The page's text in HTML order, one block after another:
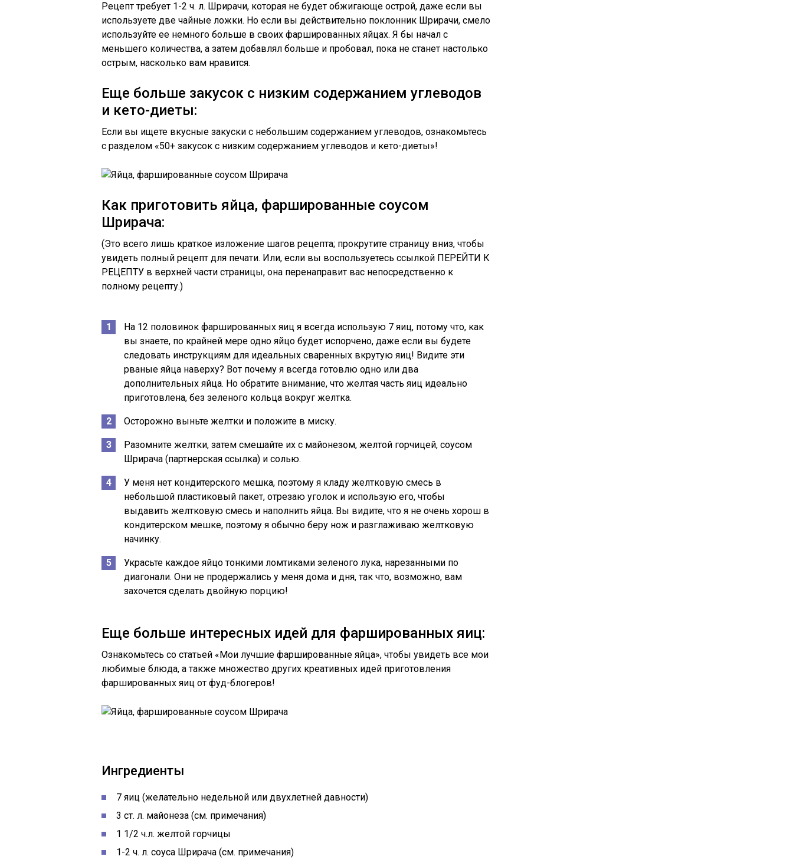
Рецепт требует 1-2 ч. л. Шрирачи, которая не будет обжигающе острой, даже если вы
используете две чайные ложки. Но если вы действительно поклонник Шрирачи, смело
используйте ее немного больше в своих фаршированных яйцах. Я бы начал с
меньшего количества, а затем добавлял больше и пробовал, пока не станет настолько
острым, насколько вам нравится.
Еще больше закусок с низким содержанием углеводов
и кето-диеты:
Если вы ищете вкусные закуски с небольшим содержанием углеводов, ознакомьтесь
с разделом «50+ закусок с низким содержанием углеводов и кето-диеты»!
Как приготовить яйца, фаршированные соусом
Шрирача:
(Это всего лишь краткое изложение шагов рецепта; прокрутите страницу вниз, чтобы
увидеть полный рецепт для печати. ​​Или, если вы воспользуетесь ссылкой ПЕРЕЙТИ К
РЕЦЕПТУ в верхней части страницы, она перенаправит вас непосредственно к
полному рецепту.)
На 12 половинок фаршированных яиц я всегда использую 7 яиц, потому что, как
вы знаете, по крайней мере одно яйцо будет испорчено, даже если вы будете
следовать инструкциям для идеальных сваренных вкрутую яиц! Видите эти
рваные яйца наверху? Вот почему я всегда готовлю одно или два
дополнительных яйца. Но обратите внимание, что желтая часть яиц идеально
приготовлена, без зеленого кольца вокруг желтка.
Осторожно выньте желтки и положите в миску.
Разомните желтки, затем смешайте их с майонезом, желтой горчицей, соусом
Шрирача (партнерская ссылка) и солью.
У меня нет кондитерского мешка, поэтому я кладу желтковую смесь в
небольшой пластиковый пакет, отрезаю уголок и использую его, чтобы
выдавить желтковую смесь и наполнить яйца. Вы видите, что я не очень хорош в
кондитерском мешке, поэтому я обычно беру нож и разглаживаю желтковую
начинку.
Украсьте каждое яйцо тонкими ломтиками зеленого лука, нарезанными по
диагонали. Они не продержались у меня дома и дня, так что, возможно, вам
захочется сделать двойную порцию!
Еще больше интересных идей для фаршированных яиц:
Ознакомьтесь со статьей «Мои лучшие фаршированные яйца», чтобы увидеть все мои
любимые блюда, а также множество других креативных идей приготовления
фаршированных яиц от фуд-блогеров!
Ингредиенты
7 яиц (желательно недельной или двухлетней давности)
3 ст. л. майонеза (см. примечания)
1 1/2 ч.л. желтой горчицы
1-2 ч. л. соуса Шрирача (см. примечания)